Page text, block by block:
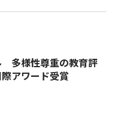
多様性尊重の教育評
アワード受賞